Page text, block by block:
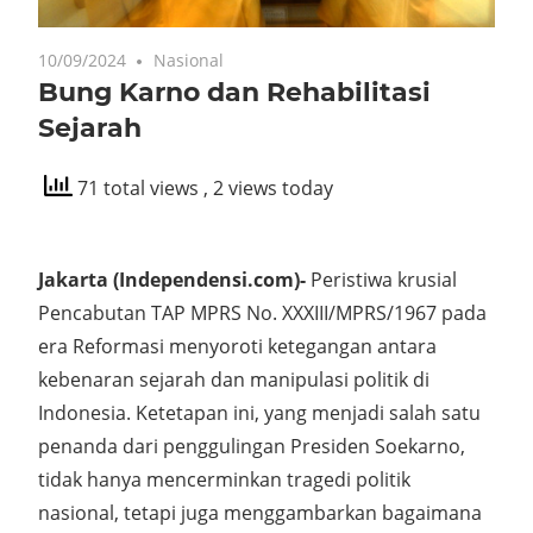
10/09/2024 Nasional
Bung Karno dan Rehabilitasi
Sejarah
71 total views , 2 views today
Jakarta (Independensi.com)- Peristiwa krusial
Pencabutan TAP MPRS No. XXXIII/MPRS/1967 pada
era Reformasi menyoroti ketegangan antara
kebenaran sejarah dan manipulasi politik di
Indonesia. Ketetapan ini, yang menjadi salah satu
penanda dari penggulingan Presiden Soekarno,
tidak hanya mencerminkan tragedi politik
nasional, tetapi juga menggambarkan bagaimana